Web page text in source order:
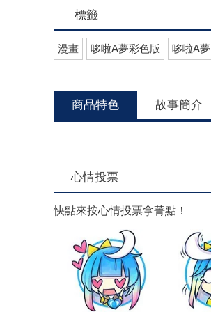
標籤
漫畫 哆啦A夢彩色版 哆啦A夢
商品特色 故事簡介
心情投票
快點來按心情投票拿菁點！